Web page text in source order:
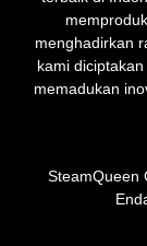
menghadirkan
kami
memadukan
SteamQueen